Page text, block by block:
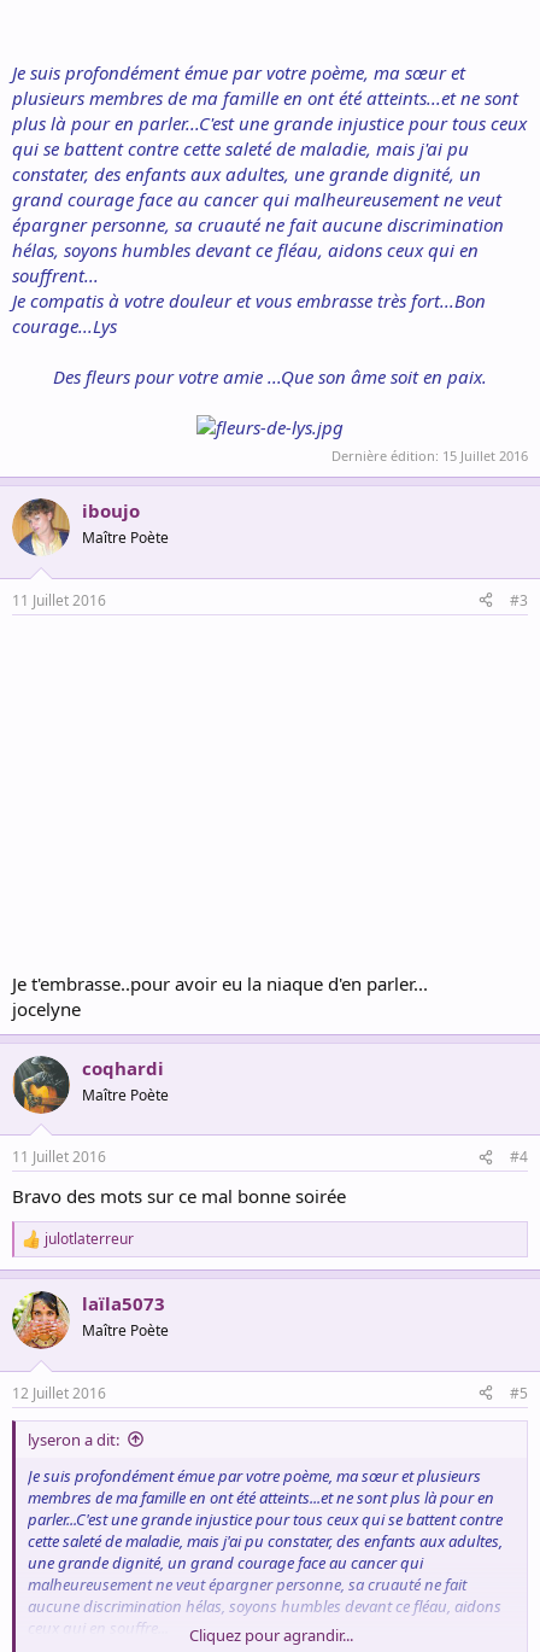
Je suis profondément émue par votre poème, ma sœur et
plusieurs membres de ma famille en ont été atteints...et ne sont
plus là pour en parler...C'est une grande injustice pour tous ceux
qui se battent contre cette saleté de maladie, mais j'ai pu
constater, des enfants aux adultes, une grande dignité, un
grand courage face au cancer qui malheureusement ne veut
épargner personne, sa cruauté ne fait aucune discrimination
hélas, soyons humbles devant ce fléau, aidons ceux qui en
souffrent...
Je compatis à votre douleur et vous embrasse très fort...Bon
courage...Lys
Des fleurs pour votre amie ...Que son âme soit en paix.
Dernière édition: 15 Juillet 2016
iboujo
Maître Poète
11 Juillet 2016 #3
Je t'embrasse..pour avoir eu la niaque d'en parler...
jocelyne
coqhardi
Maître Poète
11 Juillet 2016 #4
Bravo des mots sur ce mal bonne soirée
R
e
a
c
t
i
s
:
julotlaterreur
laïla5073
Maître Poète
12 Juillet 2016 #5
lyseron a dit:
Je suis profondément émue par votre poème, ma sœur et plusieurs
membres de ma famille en ont été atteints...et ne sont plus là pour en
parler...C'est une grande injustice pour tous ceux qui se battent contre
cette saleté de maladie, mais j'ai pu constater, des enfants aux adultes,
une grande dignité, un grand courage face au cancer qui
malheureusement ne veut épargner personne, sa cruauté ne fait
aucune discrimination hélas, soyons humbles devant ce fléau, aidons
ceux qui en souffre...
Cliquez pour agrandir...